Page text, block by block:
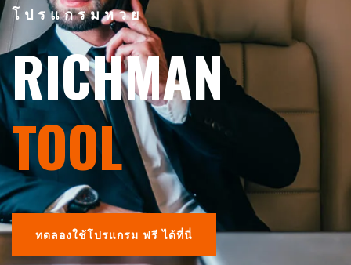
โปรแกรมหวย
RICHMAN
TOOL
ทดลองใช้โปรแกรม ฟรี ได้ที่นี่